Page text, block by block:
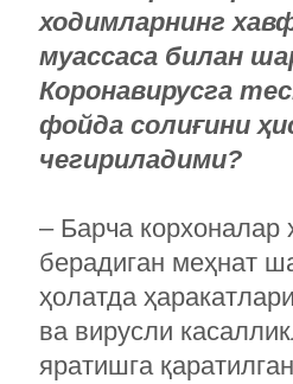
ходимларнинг
муассаса билан
Коронавирусга
фойда солиғини
чегириладими?
– Барча корхоналар
берадиган меҳнат
ҳолатда
ва вирусли
яратишга